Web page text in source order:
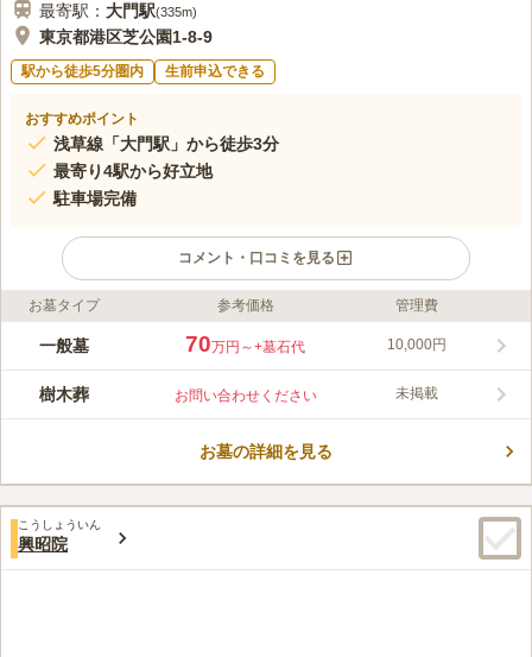
最寄駅： 大門駅(335m)
東京都港区芝公園1-8-9
駅から徒歩5分圏内 生前申込できる
おすすめポイント
浅草線「大門駅」から徒歩3分
最寄り4駅から好立地
駐車場完備
コメント・口コミを見る
ライフドット編集部のコメント
都営浅草線・大江戸線「大門駅」、都営三田線「御成門駅」、都
クセス抜群な常照院墓苑です。また、駐車場も完備されているの
で、お車でも行くことができます。戦時中の空襲を免れた本堂内
は、緑豊かな囲まれ、墓地までの参道や寺務所なども綺麗に整備
この霊園はまだ誰からも評価されていません。
お墓タイプ 参考価格 管理費
一般墓 70万円～+墓石代 10,000円
樹木葬 お問い合わせください 未掲載
お墓の詳細を見る
こうしょういん
興昭院